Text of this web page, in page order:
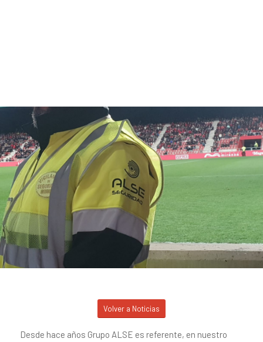
Volver a Noticias
Desde hace años Grupo ALSE es referente, en nuestro